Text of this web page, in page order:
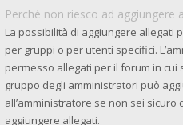
Perché non riesco ad aggiungere
La possibilità di aggiungere allegati
per gruppi o per utenti specifici.
permesso allegati per il forum in cui
gruppo degli amministratori può
all’amministratore se non sei
aggiungere allegati.